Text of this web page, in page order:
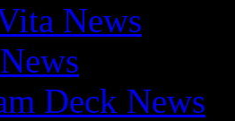
News
Deck News